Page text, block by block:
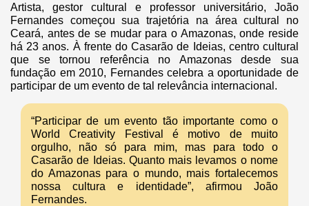
Artista, gestor cultural e professor universitário, João
Fernandes começou sua trajetória na área cultural no
Ceará, antes de se mudar para o Amazonas, onde reside
há 23 anos. À frente do Casarão de Ideias, centro cultural
que se tornou referência no Amazonas desde sua
fundação em 2010, Fernandes celebra a oportunidade de
participar de um evento de tal relevância internacional.
“Participar de um evento tão importante como o
World Creativity Festival é motivo de muito
orgulho, não só para mim, mas para todo o
Casarão de Ideias. Quanto mais levamos o nome
do Amazonas para o mundo, mais fortalecemos
nossa cultura e identidade”, afirmou João
Fernandes.